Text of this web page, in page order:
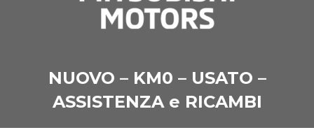
NUOVO – KM0 – USATO –
ASSISTENZA e RICAMBI